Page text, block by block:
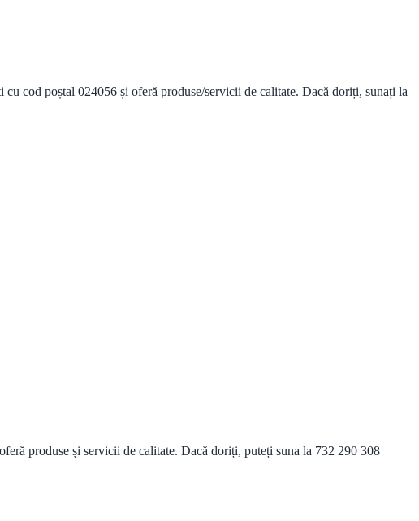
cod poștal 024056 și oferă produse/servicii de calitate. Dacă doriți, sunați la
produse și servicii de calitate. Dacă doriți, puteți suna la 732 290 308